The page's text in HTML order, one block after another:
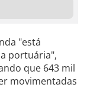
"está
portuária",
que 643 mil
movimentadas